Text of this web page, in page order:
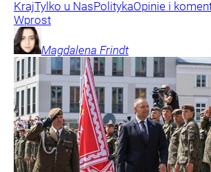
KrajTylko u NasPolitykaOpinie i
Wprost
Magdalena Frindt